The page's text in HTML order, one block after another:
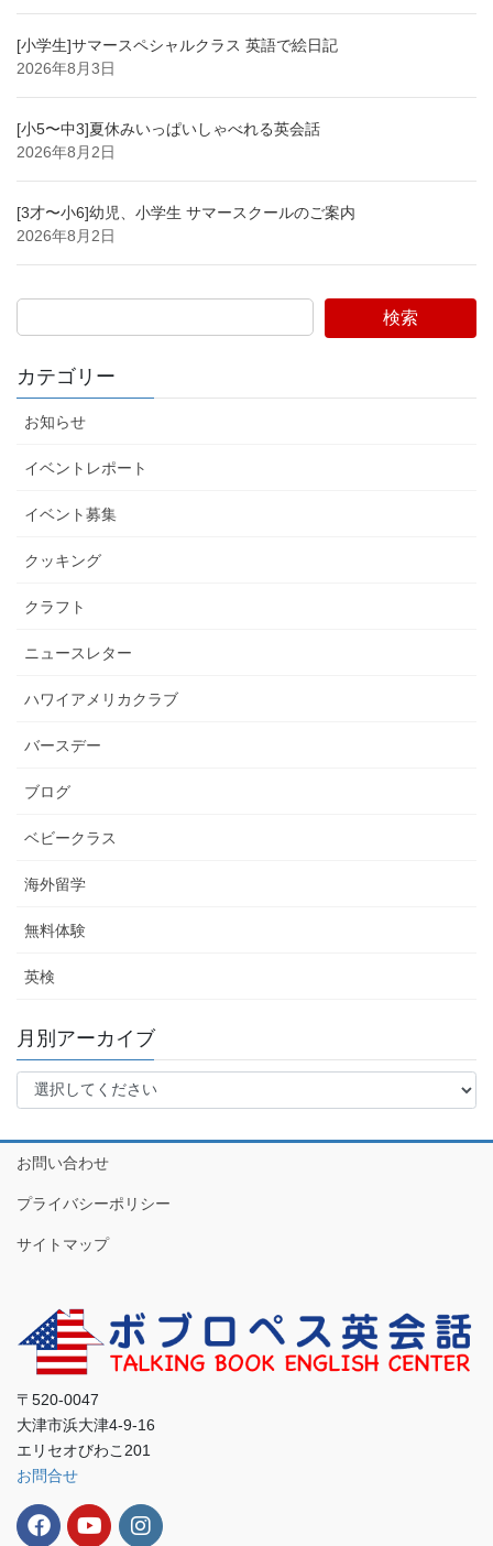
[小学生]サマースペシャルクラス 英語で絵日記
2026年8月3日
[小5〜中3]夏休みいっぱいしゃべれる英会話
2026年8月2日
[3才〜小6]幼児、小学生 サマースクールのご案内
2026年8月2日
検索
カテゴリー
お知らせ
イベントレポート
イベント募集
クッキング
クラフト
ニュースレター
ハワイアメリカクラブ
バースデー
ブログ
ベビークラス
海外留学
無料体験
英検
月別アーカイブ
お問い合わせ
プライバシーポリシー
サイトマップ
〒520-0047
大津市浜大津4-9-16
エリセオびわこ201
お問合せ